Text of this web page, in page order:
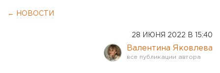
← НОВОСТИ
28 ИЮНЯ 2022 В 15:40
Валентина Яковлева